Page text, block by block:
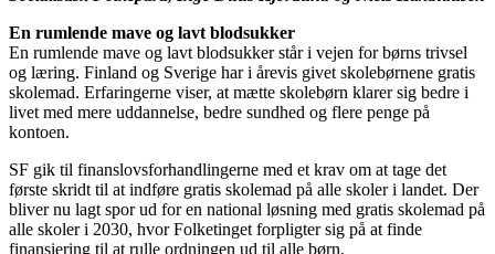
En rumlende mave og lavt blodsukker
En rumlende mave og lavt blodsukker står i vejen for børns trivsel
og læring. Finland og Sverige har i årevis givet skolebørnene gratis
skolemad. Erfaringerne viser, at mætte skolebørn klarer sig bedre i
livet med mere uddannelse, bedre sundhed og flere penge på
kontoen.
SF gik til finanslovsforhandlingerne med et krav om at tage det
første skridt til at indføre gratis skolemad på alle skoler i landet. Der
bliver nu lagt spor ud for en national løsning med gratis skolemad på
alle skoler i 2030, hvor Folketinget forpligter sig på at finde
finansiering til at rulle ordningen ud til alle børn.